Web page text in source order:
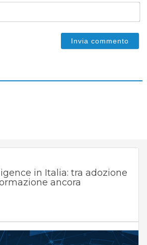
in Italia: tra adozione
ancora